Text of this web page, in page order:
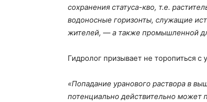
сохранения статуса-кво, т.е.
водоносные горизонты, служащие
жителей, — а также промышленной
Гидролог призывает не торопиться
«Попадание уранового раствора в
потенциально действительно может